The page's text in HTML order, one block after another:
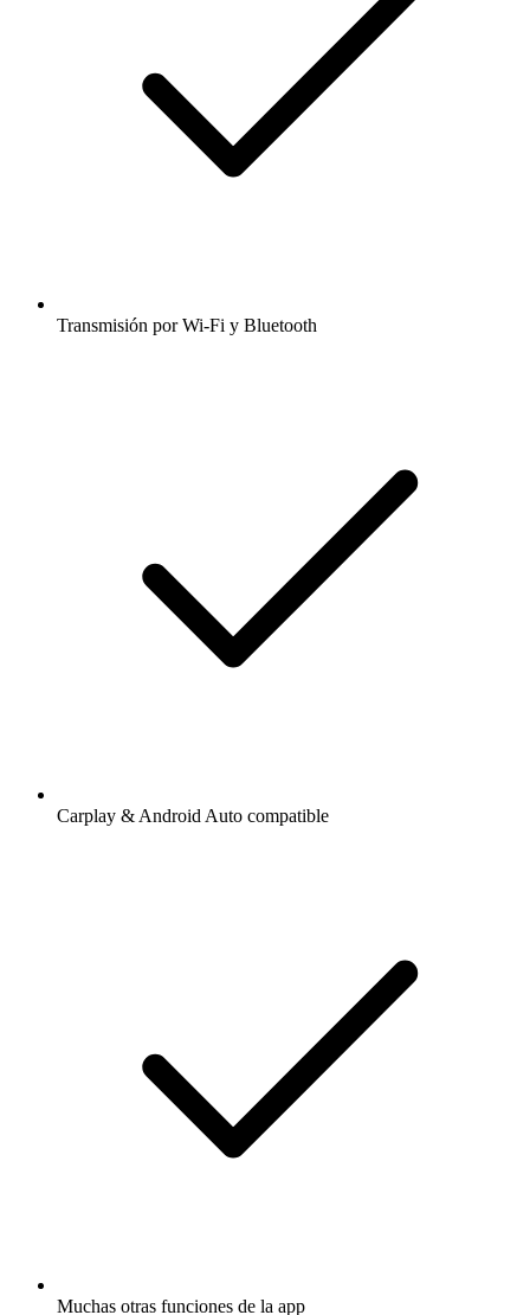
Transmisión por Wi-Fi y Bluetooth
Carplay & Android Auto compatible
Muchas otras funciones de la app